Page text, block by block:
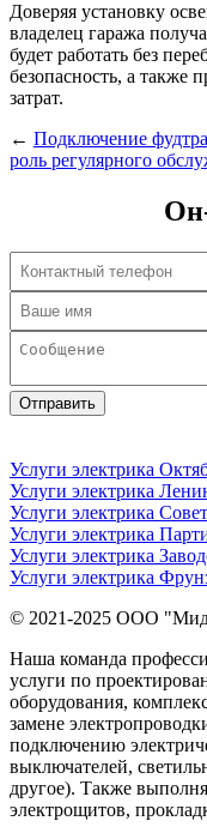
Доверяя установку
владелец гаража
будет работать без
безопасность, а также
затрат.
← Подключение
роль регулярного
Отправить
Услуги электрика
Услуги электрика
Услуги электрика
Услуги электрика
Услуги электрика
Услуги электрика
© 2021-2025 ООО
Наша команда
услуги по
оборудования,
замене
подключению
выключателей,
другое). Также
электрощитов,